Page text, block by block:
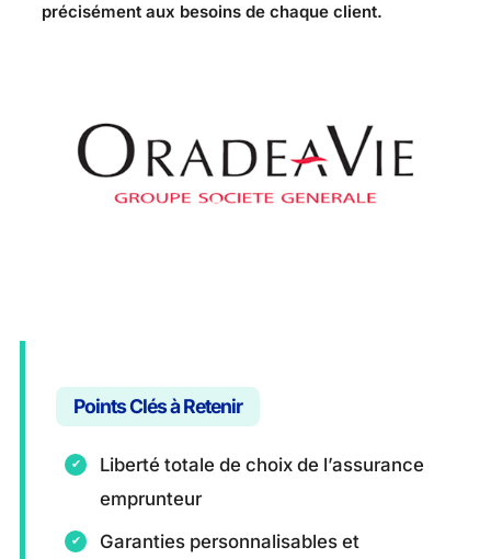
précisément aux besoins de chaque client.
Points Clés à Retenir
Liberté totale de choix de l’assurance
emprunteur
Garanties personnalisables et